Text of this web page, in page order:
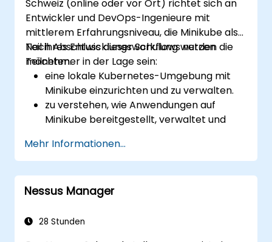
Schweiz (online oder vor Ort) richtet sich an
Entwickler und DevOps-Ingenieure mit
mittlerem Erfahrungsniveau, die Minikube als
Teil ihres Entwicklungsworkflows nutzen
möchten.
Nach Abschluss dieser Schulung werden die
Teilnehmer in der Lage sein:
eine lokale Kubernetes-Umgebung mit
Minikube einzurichten und zu verwalten.
zu verstehen, wie Anwendungen auf
Minikube bereitgestellt, verwaltet und
Minikube in ihre Continuous-Integration-
und Deployment-Pipelines zu integrieren.
Ihren Entwicklungsprozess mit den
erweiterten Funktionen von Minikube zu
Best Practices für die lokale Kubernetes-
Mehr Informationen...
Nessus Manager
28 Stunden